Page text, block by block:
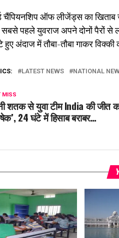
चैंपियनशिप ऑफ लीजेंड्स का खिताब
सबसे पहले युवराज अपने दोनों पैरों
हुए अंदाज में तौबा-तौबा गाकर
LATEST NEWS NATIONAL
MISS
शतक से युवा टीम India की जीत
24 घंटे में हिसाब बराबर…